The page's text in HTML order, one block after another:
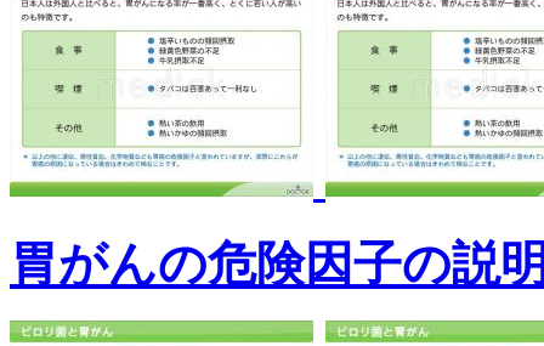
胃がんの危険因子の説